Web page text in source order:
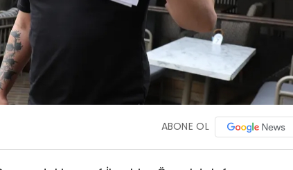
ABONE OL